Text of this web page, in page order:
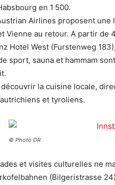
en 1 500.
Airlines proposent une
Vienne au retour. A partir
Hotel West (Furstenweg
sport, sauna et hammam
la cuisine locale,
et tyroliens.
© Photo DR
et visites culturelles ne
(Bilgeristrasse